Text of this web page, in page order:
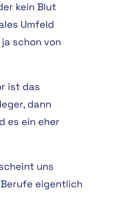
kein Blut
Umfeld
schon von
ist das
dann
es ein eher
uns
eigentlich